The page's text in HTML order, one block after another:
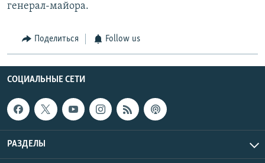
генерал-майора.
Поделиться Follow us
СОЦИАЛЬНЫЕ СЕТИ
РАЗДЕЛЫ